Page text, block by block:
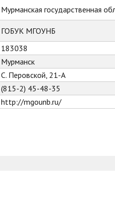
Мурманская государственная
ГОБУК МГОУНБ
183038
Мурманск
С. Перовской, 21-А
(815-2) 45-48-35
http://mgounb.ru/